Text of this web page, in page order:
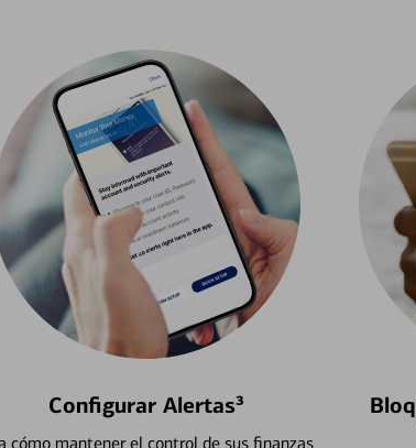
Configurar Alertas³
cómo mantener el control de sus finanzas